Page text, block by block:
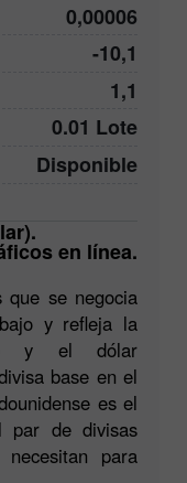
0,00006
-10,1
1,1
0.01 Lote
Disponible
en línea.
se negocia
y refleja la
y el dólar
base en el
es el
par de divisas
para